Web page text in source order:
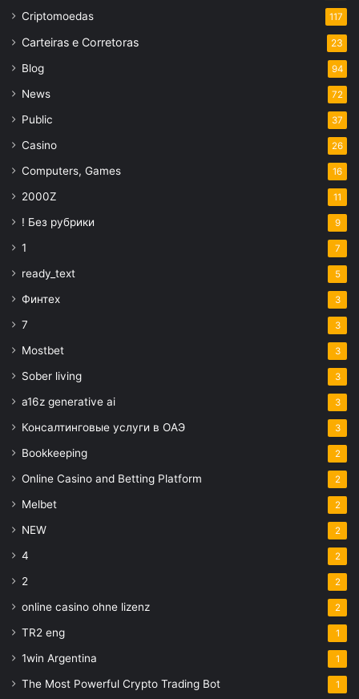
Criptomoedas 117
Carteiras e Corretoras 23
Blog 94
News 72
Public 37
Casino 26
Computers, Games 16
2000Z 11
! Без рубрики 9
1 7
ready_text 5
Финтех 3
7 3
Mostbet 3
Sober living 3
a16z generative ai 3
Консалтинговые услуги в ОАЭ 3
Bookkeeping 2
Online Casino and Betting Platform 2
Melbet 2
NEW 2
4 2
2 2
online casino ohne lizenz 2
TR2 eng 1
1win Argentina 1
The Most Powerful Crypto Trading Bot 1